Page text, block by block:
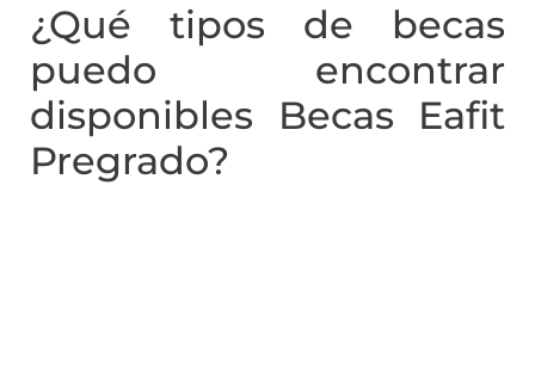
¿Qué tipos de becas
puedo encontrar
disponibles Becas Eafit
Pregrado?